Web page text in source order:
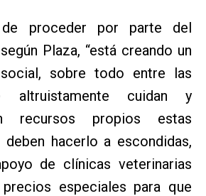
de proceder por parte del
Plaza, “está creando un
sobre todo entre las
altruistamente cuidan y
recursos propios estas
hacerlo a escondidas,
de clínicas veterinarias
especiales para que